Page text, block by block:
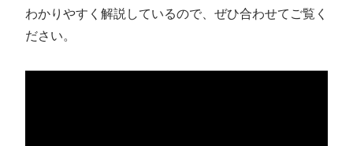
わかりやすく解説しているので、ぜひ合わせてご覧く
ださい。